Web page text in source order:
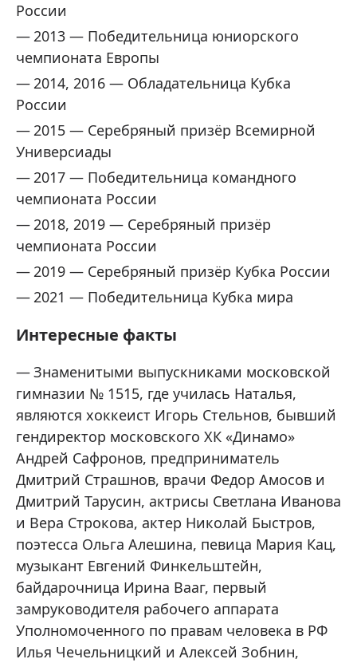
России
2013 — Победительница юниорского
чемпионата Европы
2014, 2016 — Обладательница Кубка
России
2015 — Серебряный призёр Всемирной
Универсиады
2017 — Победительница командного
чемпионата России
2018, 2019 — Серебряный призёр
чемпионата России
2019 — Серебряный призёр Кубка России
2021 — Победительница Кубка мира
Интересные факты
Знаменитыми выпускниками московской
гимназии № 1515, где училась Наталья,
являются хоккеист Игорь Стельнов, бывший
гендиректор московского ХК «Динамо»
Андрей Сафронов, предприниматель
Дмитрий Страшнов, врачи Федор Амосов и
Дмитрий Тарусин, актрисы Светлана Иванова
и Вера Строкова, актер Николай Быстров,
поэтесса Ольга Алешина, певица Мария Кац,
музыкант Евгений Финкельштейн,
байдарочница Ирина Вааг, первый
замруководителя рабочего аппарата
Уполномоченного по правам человека в РФ
Илья Чечельницкий и Алексей Зобнин,